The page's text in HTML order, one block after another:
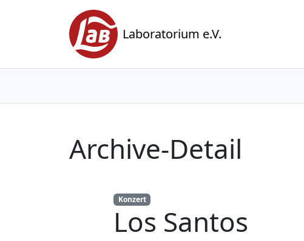
Laboratorium e.V.
Archive-Detail
Konzert
Los Santos